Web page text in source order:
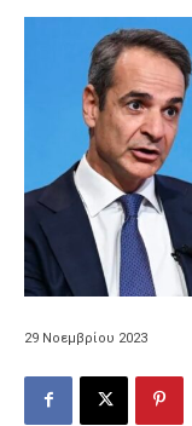
29 Νοεμβρίου 2023